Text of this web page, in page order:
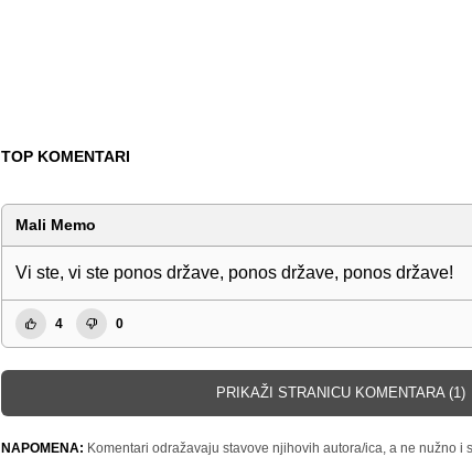
TOP KOMENTARI
Mali Memo
Vi ste, vi ste ponos države, ponos države, ponos države!
4 0
PRIKAŽI STRANICU KOMENTARA (1)
NAPOMENA: Komentari odražavaju stavove njihovih autora/ica, a ne nužno i